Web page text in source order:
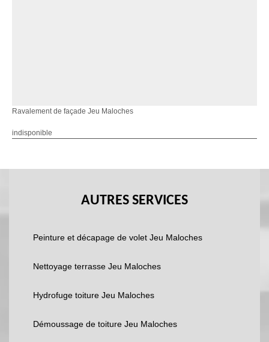
Ravalement de façade Jeu Maloches
indisponible
AUTRES SERVICES
Peinture et décapage de volet Jeu Maloches
Nettoyage terrasse Jeu Maloches
Hydrofuge toiture Jeu Maloches
Démoussage de toiture Jeu Maloches